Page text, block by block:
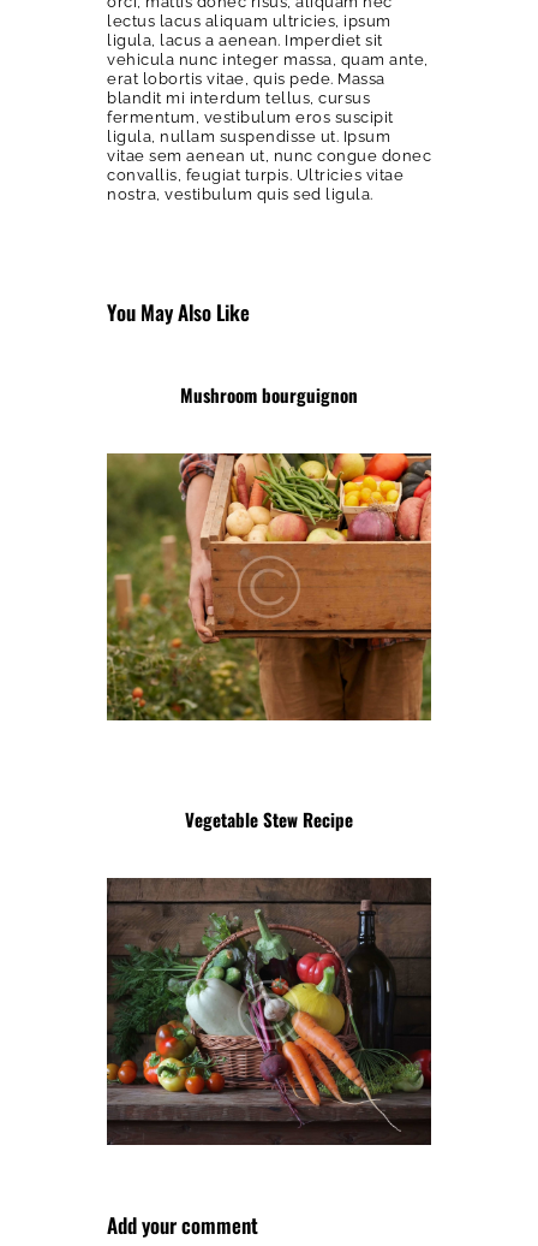
lectus lacus aliquam ultricies, ipsum
ligula, lacus a aenean. Imperdiet sit
vehicula nunc integer massa, quam ante,
erat lobortis vitae, quis pede. Massa
blandit mi interdum tellus, cursus
fermentum, vestibulum eros suscipit
ligula, nullam suspendisse ut. Ipsum
vitae sem aenean ut, nunc congue donec
convallis, feugiat turpis. Ultricies vitae
nostra, vestibulum quis sed ligula.
You May Also Like
Mushroom bourguignon
Vegetable Stew Recipe
Add your comment